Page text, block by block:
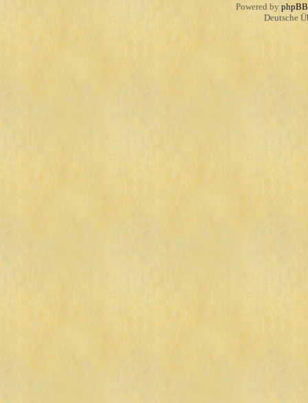
Powered by phpBB
Deutsche